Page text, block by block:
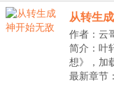
从转生
作者：云
简介：叶
想》，加
器打...
最新章节：